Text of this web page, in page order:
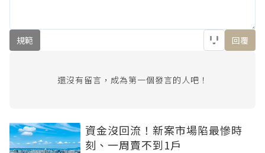
規範 回覆
還沒有留言，成為第一個發言的人吧！
資金沒回流！新案市場陷最慘時
刻、一周賣不到1戶